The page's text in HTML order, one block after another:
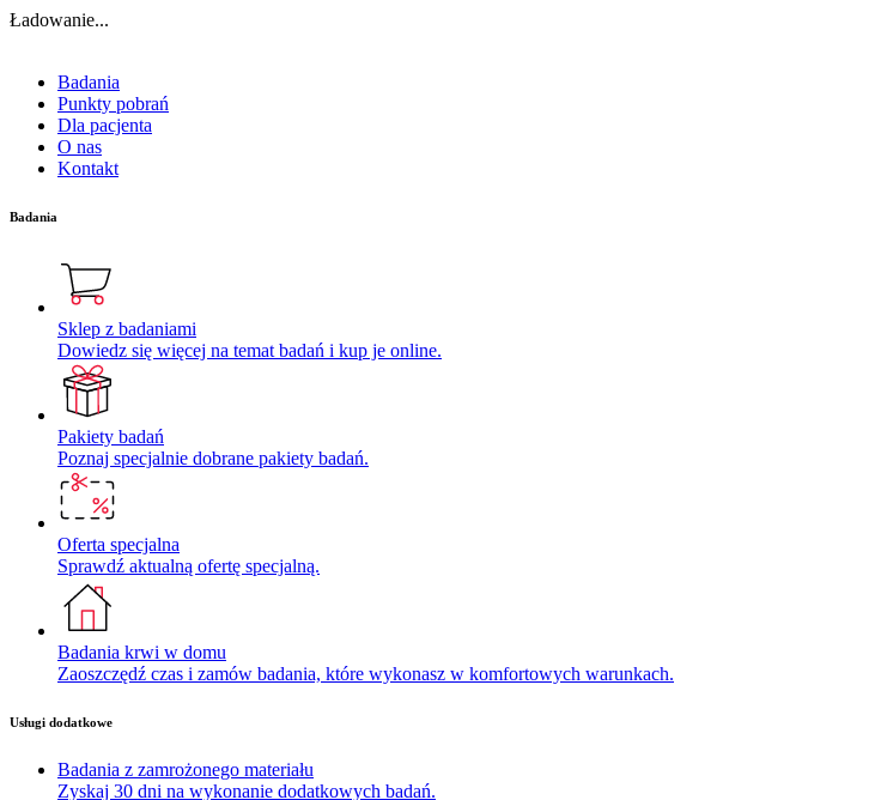
Ładowanie...
Badania
Punkty pobrań
Dla pacjenta
O nas
Kontakt
Badania
Sklep z badaniami
Dowiedz się więcej na temat badań i kup je online.
Pakiety badań
Poznaj specjalnie dobrane pakiety badań.
Oferta specjalna
Sprawdź aktualną ofertę specjalną.
Badania krwi w domu
Zaoszczędź czas i zamów badania, które wykonasz w komfortowych warunkach.
Usługi dodatkowe
Badania z zamrożonego materiału
Zyskaj 30 dni na wykonanie dodatkowych badań.